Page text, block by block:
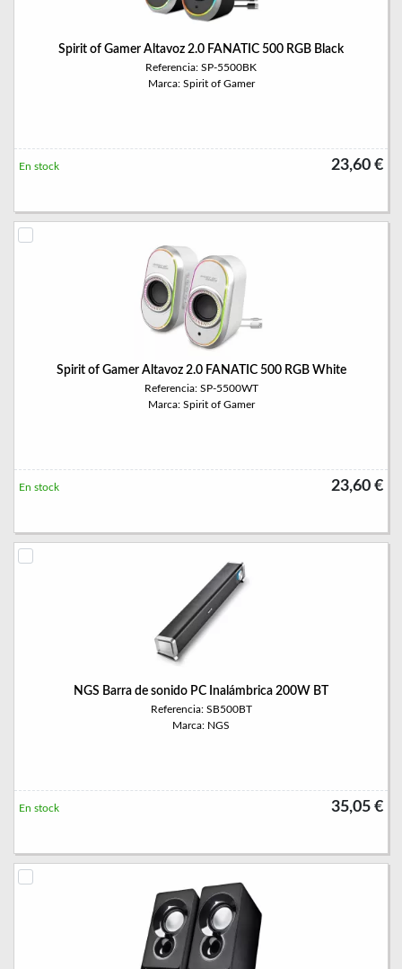
Spirit of Gamer Altavoz 2.0 FANATIC 500 RGB Black
Referencia: SP-5500BK
Marca: Spirit of Gamer
23,60 €
En stock
Spirit of Gamer Altavoz 2.0 FANATIC 500 RGB White
Referencia: SP-5500WT
Marca: Spirit of Gamer
23,60 €
En stock
NGS Barra de sonido PC Inalámbrica 200W BT
Referencia: SB500BT
Marca: NGS
35,05 €
En stock